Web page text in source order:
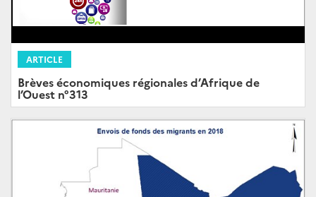
ARTICLE
Brèves économiques régionales d’Afrique de
l’Ouest n°313